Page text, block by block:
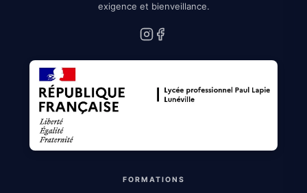
exigence et bienveillance.
Instagram
FORMATIONS